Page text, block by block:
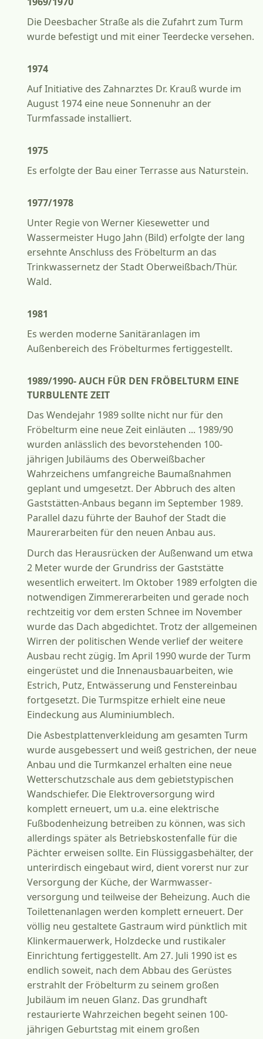
Die Deesbacher Straße als die Zufahrt zum Turm
wurde befestigt und mit einer Teerdecke versehen.
1974
Auf Initiative des Zahnarztes Dr. Krauß wurde im
August 1974 eine neue Sonnenuhr an der
Turmfassade installiert.
1975
Es erfolgte der Bau einer Terrasse aus Naturstein.
1977/1978
Unter Regie von Werner Kiesewetter und
Wassermeister Hugo Jahn (Bild) erfolgte der lang
ersehnte Anschluss des Fröbelturm an das
Trinkwassernetz der Stadt Oberweißbach/Thür.
Wald.
1981
Es werden moderne Sanitäranlagen im
Außenbereich des Fröbelturmes fertiggestellt.
1989/1990- AUCH FÜR DEN FRÖBELTURM EINE
TURBULENTE ZEIT
Das Wendejahr 1989 sollte nicht nur für den
Fröbelturm eine neue Zeit einläuten ... 1989/90
wurden anlässlich des bevorstehenden 100-
jährigen Jubiläums des Oberweißbacher
Wahrzeichens umfangreiche Baumaßnahmen
geplant und umgesetzt. Der Abbruch des alten
Gaststätten-Anbaus begann im September 1989.
Parallel dazu führte der Bauhof der Stadt die
Maurerarbeiten für den neuen Anbau aus.
Durch das Herausrücken der Außenwand um etwa
2 Meter wurde der Grundriss der Gaststätte
wesentlich erweitert. lm Oktober 1989 erfolgten die
notwendigen Zimmererarbeiten und gerade noch
rechtzeitig vor dem ersten Schnee im November
wurde das Dach abgedichtet. Trotz der allgemeinen
Wirren der politischen Wende verlief der weitere
Ausbau recht zügig. Im April 1990 wurde der Turm
eingerüstet und die Innenausbauarbeiten, wie
Estrich, Putz, Entwässerung und Fenstereinbau
fortgesetzt. Die Turmspitze erhielt eine neue
Eindeckung aus Aluminiumblech.
Die Asbestplattenverkleidung am gesamten Turm
wurde ausgebessert und weiß gestrichen, der neue
Anbau und die Turmkanzel erhalten eine neue
Wetterschutzschale aus dem gebietstypischen
Wandschiefer. Die Elektroversorgung wird
komplett erneuert, um u.a. eine elektrische
Fußbodenheizung betreiben zu können, was sich
allerdings später als Betriebskostenfalle für die
Pächter erweisen sollte. Ein Flüssiggasbehälter, der
unterirdisch eingebaut wird, dient vorerst nur zur
Versorgung der Küche, der Warmwasser-
versorgung und teilweise der Beheizung. Auch die
Toilettenanlagen werden komplett erneuert. Der
völlig neu gestaltete Gastraum wird pünktlich mit
Klinkermauerwerk, Holzdecke und rustikaler
Einrichtung fertiggestellt. Am 27. Juli 1990 ist es
endlich soweit, nach dem Abbau des Gerüstes
erstrahlt der Fröbelturm zu seinem großen
Jubiläum im neuen Glanz. Das grundhaft
restaurierte Wahrzeichen begeht seinen 100-
jährigen Geburtstag mit einem großen